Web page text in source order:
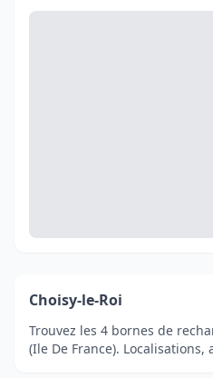
Choisy-le-Roi
Trouvez les 4 bornes de
(Ile De France). Localisations,